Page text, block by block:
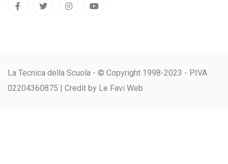
La Tecnica della Scuola - © Copyright 1998-2023 - P.IVA
02204360875 | Credit by Le Favi Web